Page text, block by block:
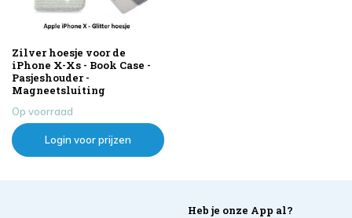
Zilver hoesje voor de
iPhone X-Xs - Book Case -
Pasjeshouder -
Magneetsluiting
Op voorraad
Login voor prijzen
Heb je onze App al?